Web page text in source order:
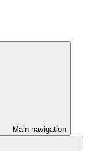
Main navigation